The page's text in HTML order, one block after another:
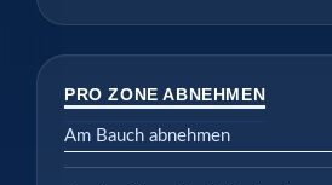
PRO ZONE ABNEHMEN
Am Bauch abnehmen